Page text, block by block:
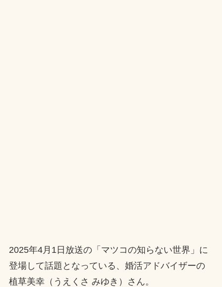
2025年4月1日放送の「マツコの知らない世界」に
登場して話題となっている、婚活アドバイザーの
植草美幸（うえくさ みゆき）さん。